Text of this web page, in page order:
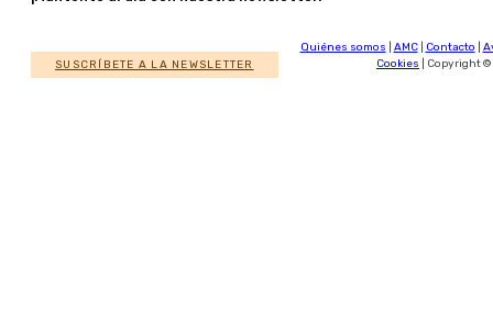
SUSCRÍBETE A LA NEWSLETTER
Quiénes somos AMC| Contacto
Cookies | Copyright